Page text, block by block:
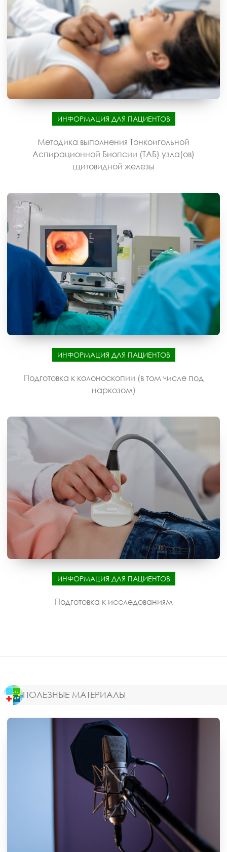
ИНФОРМАЦИЯ ДЛЯ ПАЦИЕНТОВ
Методика выполнения Тонкоигольной
Аспирационной Биопсии (ТАБ) узла(ов)
щитовидной железы
ИНФОРМАЦИЯ ДЛЯ ПАЦИЕНТОВ
Подготовка к колоноскопии (в том числе под
наркозом)
ИНФОРМАЦИЯ ДЛЯ ПАЦИЕНТОВ
Подготовка к исследованиям
ПОЛЕЗНЫЕ МАТЕРИАЛЫ